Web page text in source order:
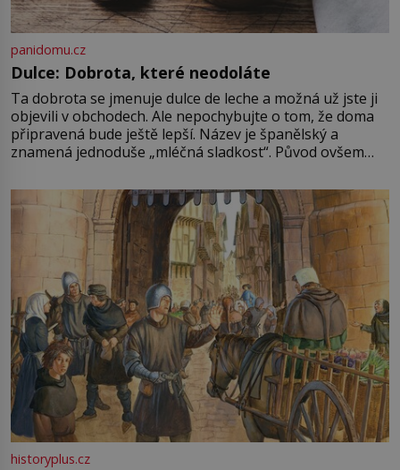
panidomu.cz
Dulce: Dobrota, které neodoláte
Ta dobrota se jmenuje dulce de leche a možná už jste ji
objevili v obchodech. Ale nepochybujte o tom, že doma
připravená bude ještě lepší. Název je španělský a
znamená jednoduše „mléčná sladkost“. Původ ovšem
pře hned několik latinskoamerických zemí a k tomu
Francie, kde se traduje,
historyplus.cz